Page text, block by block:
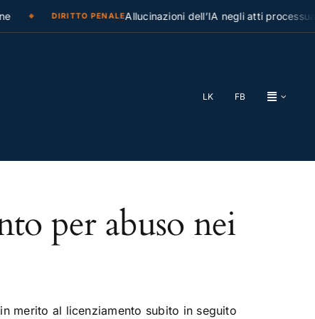
DIRITTO PENALEAllucinazioni dell’IA negli atti
LK FB
per abuso nei
merito al licenziamento subito in seguito